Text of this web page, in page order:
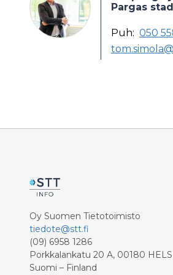
Pargas
Puh: 050
Oy Suomen Tietotoimisto
tiedote@stt.fi
(09) 6958 1286
Porkkalankatu 20 A, 00180
Suomi – Finland